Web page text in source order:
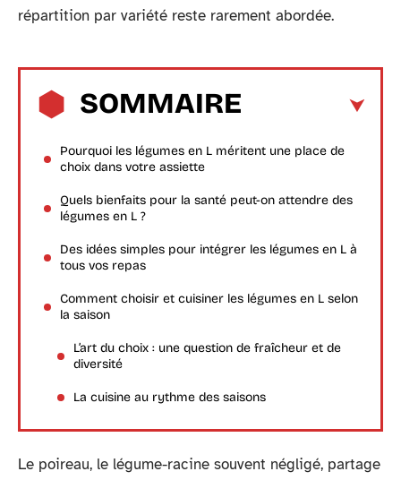
répartition par variété reste rarement abordée.
SOMMAIRE
Pourquoi les légumes en L méritent une place de
choix dans votre assiette
Quels bienfaits pour la santé peut-on attendre des
légumes en L ?
Des idées simples pour intégrer les légumes en L à
tous vos repas
Comment choisir et cuisiner les légumes en L selon
la saison
L’art du choix : une question de fraîcheur et de
diversité
La cuisine au rythme des saisons
Le poireau, le légume-racine souvent négligé, partage